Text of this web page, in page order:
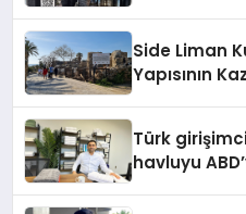
Side Liman
Yapısının
Türk
havluyu